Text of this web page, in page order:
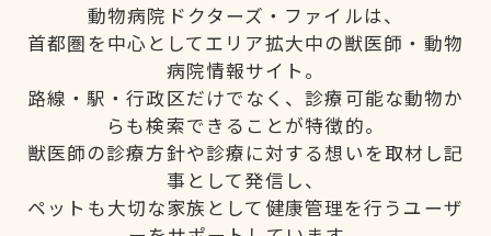
動物病院ドクターズ・ファイルは、
首都圏を中心としてエリア拡大中の獣医師・動物
病院情報サイト。
路線・駅・行政区だけでなく、診療可能な動物か
らも検索できることが特徴的。
獣医師の診療方針や診療に対する想いを取材し記
事として発信し、
ペットも大切な家族として健康管理を行うユーザ